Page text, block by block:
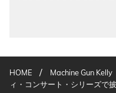
HOME / Machine Gun Kelly
ィ・コンサート・シリーズで